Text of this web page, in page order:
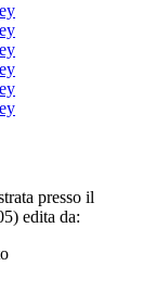
presso il
edita da: